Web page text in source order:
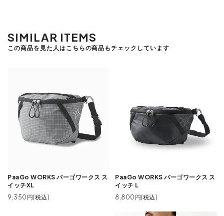
SIMILAR ITEMS
この商品を見た人はこちらの商品もチェックしています
PaaGo WORKS パーゴワークス ス
イッチXL
9,350円(税込)
PaaGo WORKS パーゴワークス ス
イッチ L
8,800円(税込)